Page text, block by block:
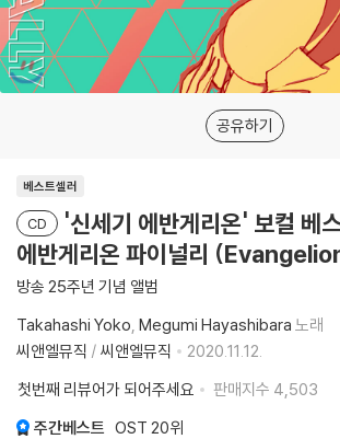
공유하기
베스트셀러
CD
'신세기 에반게리온' 보컬 베
에반게리온 파이널리
방송 25주년 기념 앨범
Takahashi Yoko Megumi Hayashibara 노래
씨앤엘뮤직 / 씨앤엘뮤직
2020.11.12.
첫번째 리뷰어가 되어주세요
판매지수 4,503
주간베스트 OST 20위